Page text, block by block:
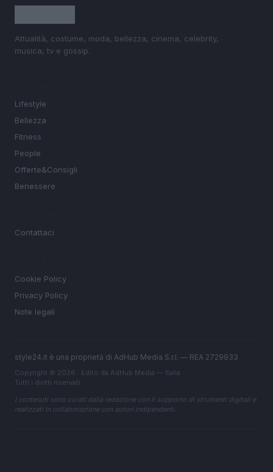
Attualità, costume, moda, bellezza, cinema, celebrity,
musica, tv e gossip.
Lifestyle
Bellezza
Fitness
People
Offerte&Consigli
Benessere
Contattaci
Cookie Policy
Privacy Policy
Note legali
style24.it è una proprietà di AdHub Media S.r.l. — REA 2729933
Copyright © 2026 · Edito da AdHub Media — Italia
Tutti i diritti riservati
I contenuti sono curati dalla redazione con il supporto di strumenti digitali e
realizzati in collaborazione con autori indipendenti.